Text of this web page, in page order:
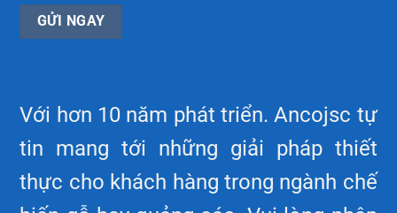
Với hơn 10 năm phát triển. Ancojsc tự
tin mang tới những giải pháp thiết
thực cho khách hàng trong ngành chế